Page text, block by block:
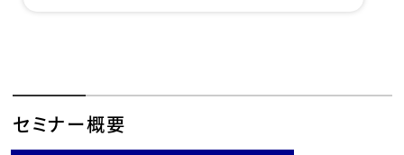
セミナー概要